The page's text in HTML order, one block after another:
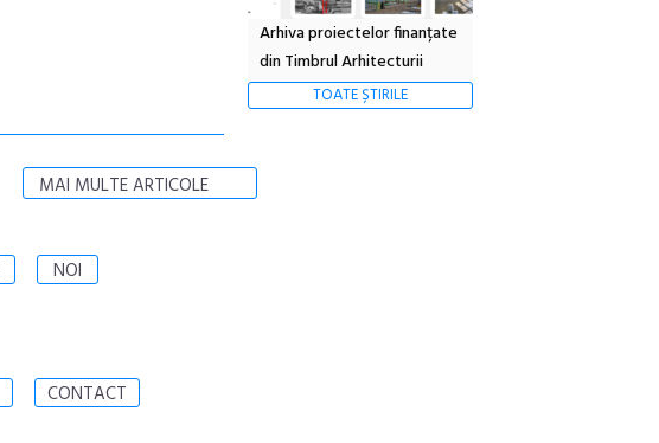
MAI MULTE ARTICOLE
Arhiva proiectelor finanțate
din Timbrul Arhitecturii
TOATE ȘTIRILE
NOI
CONTACT